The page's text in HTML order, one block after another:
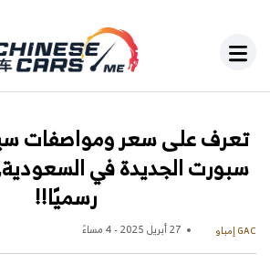
سبورت الجديدة في
رسميًا!!
GAC إمباو 27 أبريل 2025 - 4 مساءً